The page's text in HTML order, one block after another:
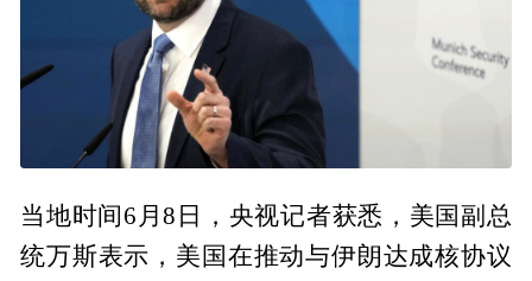
当地时间6月8日，央视记者获悉，美国副总
统万斯表示，美国在推动与伊朗达成核协议